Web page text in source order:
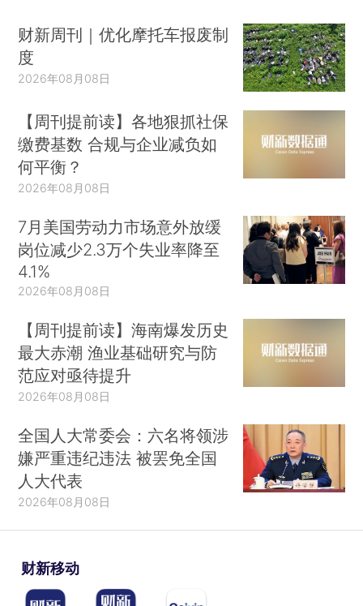
财新周刊｜优化摩托车报废制
度
2026年08月08日
【周刊提前读】各地狠抓社保
缴费基数 合规与企业减负如
何平衡？
2026年08月08日
7月美国劳动力市场意外放缓
岗位减少2.3万个失业率降至
4.1%
2026年08月08日
【周刊提前读】海南爆发历史
最大赤潮 渔业基础研究与防
范应对亟待提升
2026年08月08日
全国人大常委会：六名将领涉
嫌严重违纪违法 被罢免全国
人大代表
2026年08月08日
财新移动